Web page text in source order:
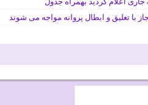
با تعلیق و ابطال پروانه مواجه می شوند